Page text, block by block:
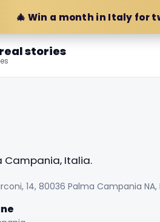
🎄 Win a month in Italy for
stories
Italia.
14, 80036 Palma Campania NA,